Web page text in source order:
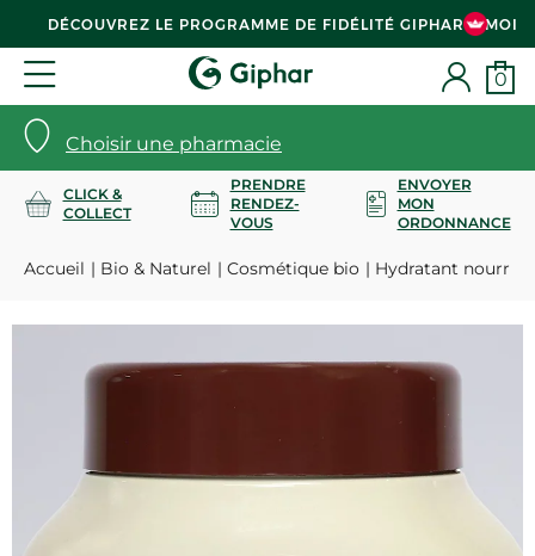
DÉCOUVREZ LE PROGRAMME DE FIDÉLITÉ GIPHAR & MOI
Choisir une pharmacie
0
CLICK &
COLLECT
PRENDRE
RENDEZ-
VOUS
ENVOYER
MON
ORDONNANCE
Accueil Bio & Naturel Cosmétique bio Hydratant